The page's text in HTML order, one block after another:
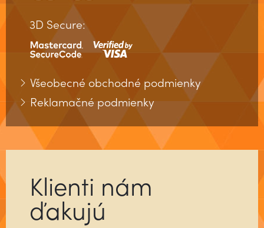
3D Secure:
Všeobecné obchodné podmienky
Reklamačné podmienky
Klienti nám
ďakujú